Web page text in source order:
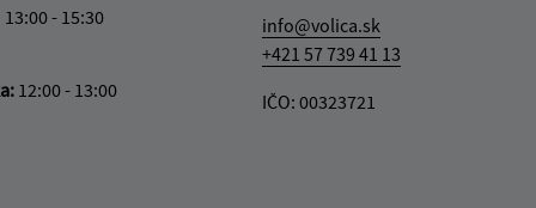
13:00 - 15:30
12:00 - 13:00
info@volica.sk
+421 57 739 41 13
IČO: 00323721